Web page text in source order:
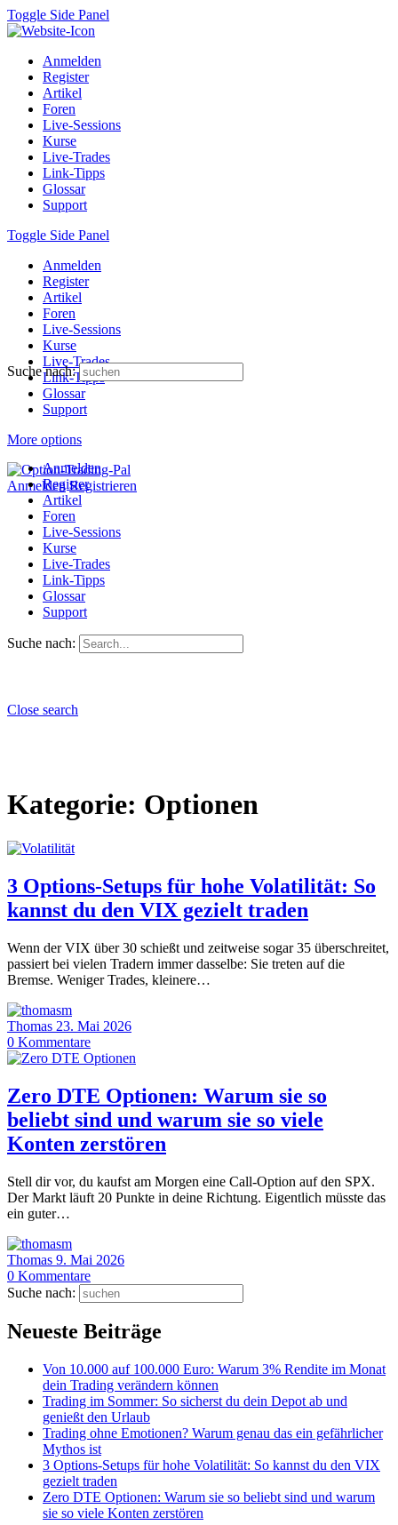
Toggle Side Panel
Anmelden
Register
Artikel
Foren
Live-Sessions
Kurse
Live-Trades
Link-Tipps
Glossar
Support
Toggle Side Panel
Anmelden
Register
Artikel
Foren
Live-Sessions
Kurse
Live-Trades
Link-Tipps
Glossar
Support
More options
Anmelden Registrieren
Suche nach:
Anmelden
Register
Artikel
Foren
Live-Sessions
Kurse
Live-Trades
Link-Tipps
Glossar
Support
Suche nach:
Close search
Kategorie: Optionen
3 Options-Setups für hohe Volatilität: So
kannst du den VIX gezielt traden
Wenn der VIX über 30 schießt und zeitweise sogar 35 überschreitet,
passiert bei vielen Tradern immer dasselbe: Sie treten auf die
Bremse. Weniger Trades, kleinere…
Thomas 23. Mai 2026
0 Kommentare
Zero DTE Optionen: Warum sie so
beliebt sind und warum sie so viele
Konten zerstören
Stell dir vor, du kaufst am Morgen eine Call-Option auf den SPX.
Der Markt läuft 20 Punkte in deine Richtung. Eigentlich müsste das
ein guter…
Thomas 9. Mai 2026
0 Kommentare
Suche nach:
Neueste Beiträge
Von 10.000 auf 100.000 Euro: Warum 3% Rendite im Monat
dein Trading verändern können
Trading im Sommer: So sicherst du dein Depot ab und
genießt den Urlaub
Trading ohne Emotionen? Warum genau das ein gefährlicher
Mythos ist
3 Options-Setups für hohe Volatilität: So kannst du den VIX
gezielt traden
Zero DTE Optionen: Warum sie so beliebt sind und warum
sie so viele Konten zerstören